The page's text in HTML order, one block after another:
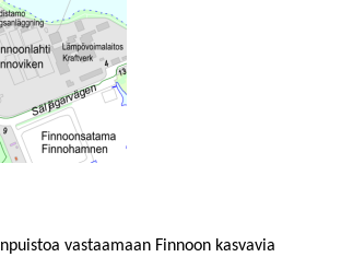
vastaamaan Finnoon kasvavia